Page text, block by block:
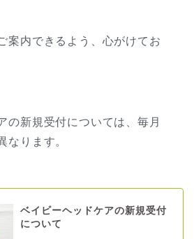
案内できるよう、心がけてお
の新規受付については、毎月
なります。
ベイビーヘッドケアの新規受付
について